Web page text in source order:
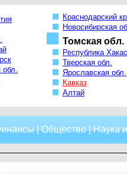
обл.
Краснодарский
Новосибирская
Томская обл.
Республика
Тверская обл.
Ярославская обл.
Кавказ
Алтай
|Общество|Наука